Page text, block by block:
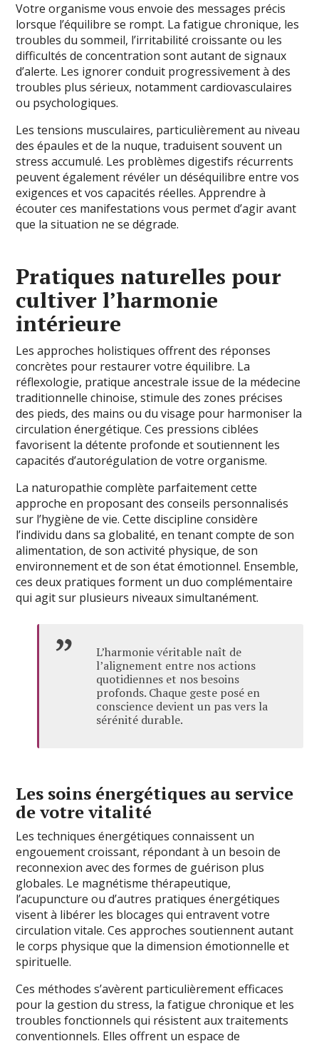
Votre organisme vous envoie des messages précis
lorsque l’équilibre se rompt. La fatigue chronique, les
troubles du sommeil, l’irritabilité croissante ou les
difficultés de concentration sont autant de signaux
d’alerte. Les ignorer conduit progressivement à des
troubles plus sérieux, notamment cardiovasculaires
ou psychologiques.
Les tensions musculaires, particulièrement au niveau
des épaules et de la nuque, traduisent souvent un
stress accumulé. Les problèmes digestifs récurrents
peuvent également révéler un déséquilibre entre vos
exigences et vos capacités réelles. Apprendre à
écouter ces manifestations vous permet d’agir avant
que la situation ne se dégrade.
Pratiques naturelles pour
cultiver l’harmonie
intérieure
Les approches holistiques offrent des réponses
concrètes pour restaurer votre équilibre. La
réflexologie, pratique ancestrale issue de la médecine
traditionnelle chinoise, stimule des zones précises
des pieds, des mains ou du visage pour harmoniser la
circulation énergétique. Ces pressions ciblées
favorisent la détente profonde et soutiennent les
capacités d’autorégulation de votre organisme.
La naturopathie complète parfaitement cette
approche en proposant des conseils personnalisés
sur l’hygiène de vie. Cette discipline considère
l’individu dans sa globalité, en tenant compte de son
alimentation, de son activité physique, de son
environnement et de son état émotionnel. Ensemble,
ces deux pratiques forment un duo complémentaire
qui agit sur plusieurs niveaux simultanément.
L’harmonie véritable naît de
l’alignement entre nos actions
quotidiennes et nos besoins
profonds. Chaque geste posé en
conscience devient un pas vers la
sérénité durable.
Les soins énergétiques au service
de votre vitalité
Les techniques énergétiques connaissent un
engouement croissant, répondant à un besoin de
reconnexion avec des formes de guérison plus
globales. Le magnétisme thérapeutique,
l’acupuncture ou d’autres pratiques énergétiques
visent à libérer les blocages qui entravent votre
circulation vitale. Ces approches soutiennent autant
le corps physique que la dimension émotionnelle et
spirituelle.
Ces méthodes s’avèrent particulièrement efficaces
pour la gestion du stress, la fatigue chronique et les
troubles fonctionnels qui résistent aux traitements
conventionnels. Elles offrent un espace de